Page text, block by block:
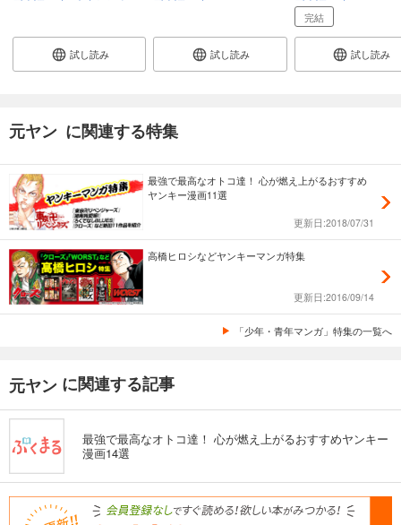
試し読み 試し読み
完結
試し読み
元ヤン に関連する特集
最強で最高なオトコ達！ 心が燃え上がるおすすめ
ヤンキー漫画11選
更新日:2018/07/31
高橋ヒロシなどヤンキーマンガ特集
更新日:2016/09/14
「少年・青年マンガ」特集の一覧へ
元ヤン に関連する記事
最強で最高なオトコ達！ 心が燃え上がるおすすめヤンキー
漫画14選